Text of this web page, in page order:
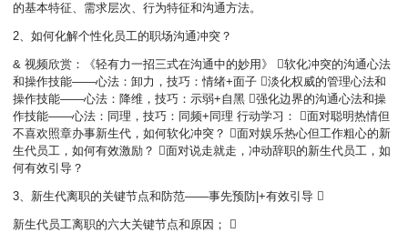
的基本特征、需求层次、行为特征和沟通方法。
2、如何化解个性化员工的职场沟通冲突？
& 视频欣赏：《轻有力一招三式在沟通中的妙用》 软化冲突的沟通心法
和操作技能——心法：卸力，技巧：情绪+面子 淡化权威的管理心法和
操作技能——心法：降维，技巧：示弱+自黑 强化边界的沟通心法和操
作技能——心法：同理，技巧：同频+同理 行动学习： 面对聪明热情但
不喜欢照章办事新生代，如何软化冲突？ 面对娱乐热心但工作粗心的新
生代员工，如何有效激励？ 面对说走就走，冲动辞职的新生代员工，如
何有效引导？
3、新生代离职的关键节点和防范——事先预防|+有效引导 
新生代员工离职的六大关键节点和原因； 